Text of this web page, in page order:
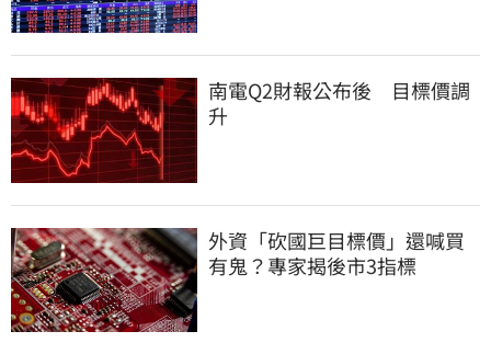
南電Q2財報公布後 目標價調
升
外資「砍國巨目標價」還喊買
有鬼？專家揭後市3指標